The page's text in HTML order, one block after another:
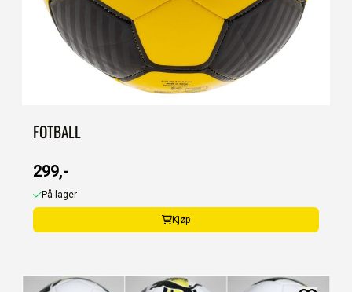
FOTBALL
299,-
På lager
Kjøp